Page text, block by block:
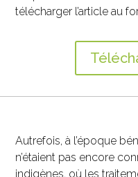
télécharger l’article au
Autrefois, à l’époque
n’étaient pas encore
indigènes, où les